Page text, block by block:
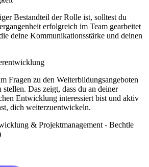
Bestandteil der Rolle ist, solltest du
erfolgreich im Team gearbeitet
deine Kommunikationsstärke und deinen
Fragen zu den Weiterbildungsangeboten
Das zeigt, dass du an deiner
Entwicklung interessiert bist und aktiv
dich weiterzuentwickeln.
& Projektmanagement - Bechtle